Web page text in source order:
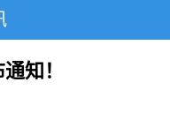
知！